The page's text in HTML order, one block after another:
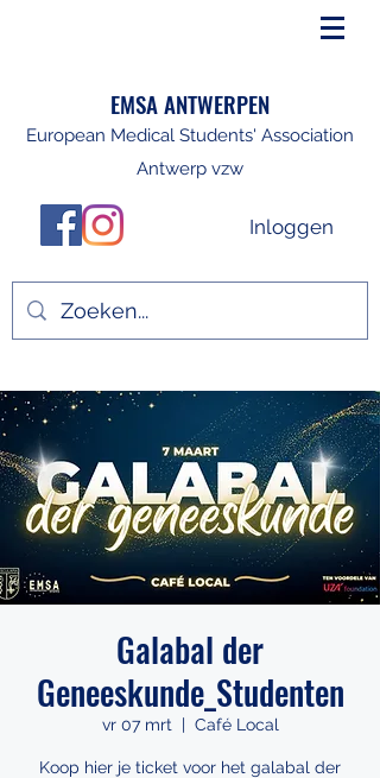
EMSA ANTWERPEN
European Medical Students' Association
Antwerp vzw
Inloggen
Galabal der
Geneeskunde_Studenten
vr 07 mrt
  |
Café Local
Koop hier je ticket voor het galabal der